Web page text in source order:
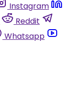
Instagram
Reddit
Whatsapp